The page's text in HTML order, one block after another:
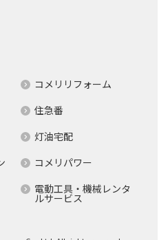
コメリリフォーム
住急番
灯油宅配
コメリパワー
電動工具・機械レンタ
ルサービス